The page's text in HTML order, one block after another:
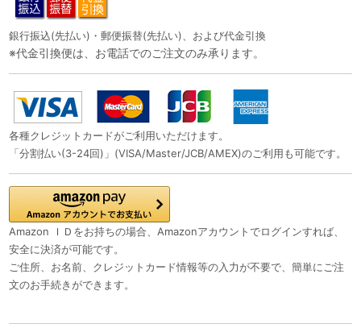
銀行振込(先払い)・郵便振替(先払い)、および代金引換
※代金引換便は、お電話でのご注文のみ承ります。
各種クレジットカードがご利用いただけます。
「分割払い(3-24回)」(VISA/Master/JCB/AMEX)のご利用も可能です。
Amazon ＩＤをお持ちの場合、Amazonアカウントでログインすれば、
安全に決済が可能です。
ご住所、お名前、クレジットカード情報等の入力が不要で、簡単にご注
文のお手続きができます。